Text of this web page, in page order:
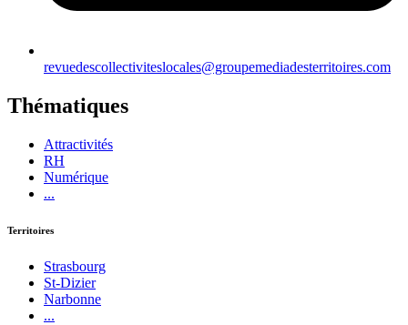
revuedescollectiviteslocales@groupemediadesterritoires.com
Thématiques
Attractivités
RH
Numérique
...
Territoires
Strasbourg
St-Dizier
Narbonne
...